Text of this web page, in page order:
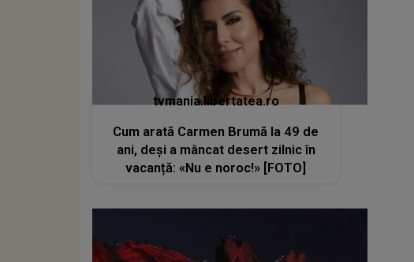
tvmania.libertatea.ro
Cum arată Carmen Brumă la 49 de
ani, deși a mâncat desert zilnic în
vacanță: «Nu e noroc!» [FOTO]